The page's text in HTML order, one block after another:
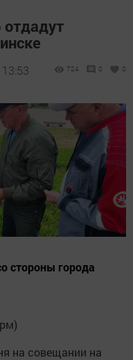
724 0 0
стороны города
на совещании на